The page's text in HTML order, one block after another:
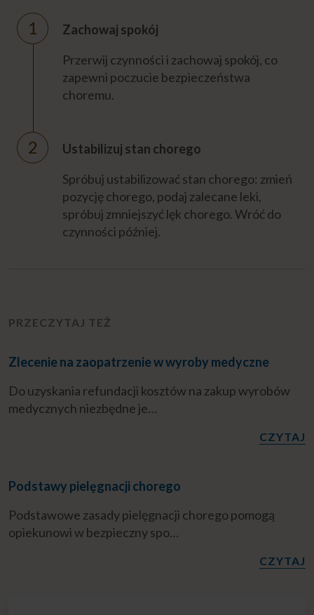
Zachowaj spokój
Przerwij czynności i zachowaj spokój, co
zapewni poczucie bezpieczeństwa
choremu.
Ustabilizuj stan chorego
Spróbuj ustabilizować stan chorego: zmień
pozycję chorego, podaj zalecane leki,
spróbuj zmniejszyć lęk chorego. Wróć do
czynności później.
PRZECZYTAJ TEŻ
Zlecenie na zaopatrzenie w wyroby medyczne
Do uzyskania refundacji kosztów na zakup wyrobów
medycznych niezbędne je…
CZYTAJ
Podstawy pielęgnacji chorego
Podstawowe zasady pielęgnacji chorego pomogą
opiekunowi w bezpieczny spo…
CZYTAJ